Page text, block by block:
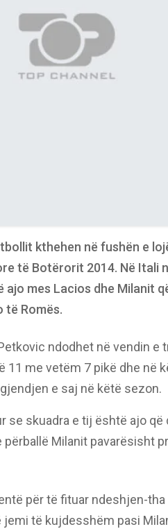
kthehen në fushën e
të Botërorit 2014. Në Itali
mes Lacios dhe Milanit
të Romës.
ndodhet në vendin e
11 me vetëm 7 pikë dhe në
e saj në këtë sezon.
se skuadra e tij është ajo që
Milanit pavarësisht
për të fituar ndeshjen-tha
jemi të kujdesshëm pasi